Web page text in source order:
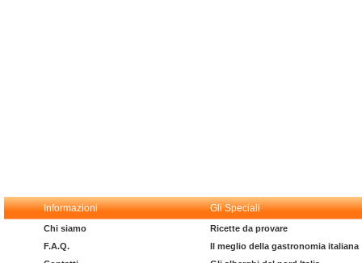
Informazioni Gli Speciali
Chi siamo
F.A.Q.
Ricette da provare
Il meglio della gastronomia italiana